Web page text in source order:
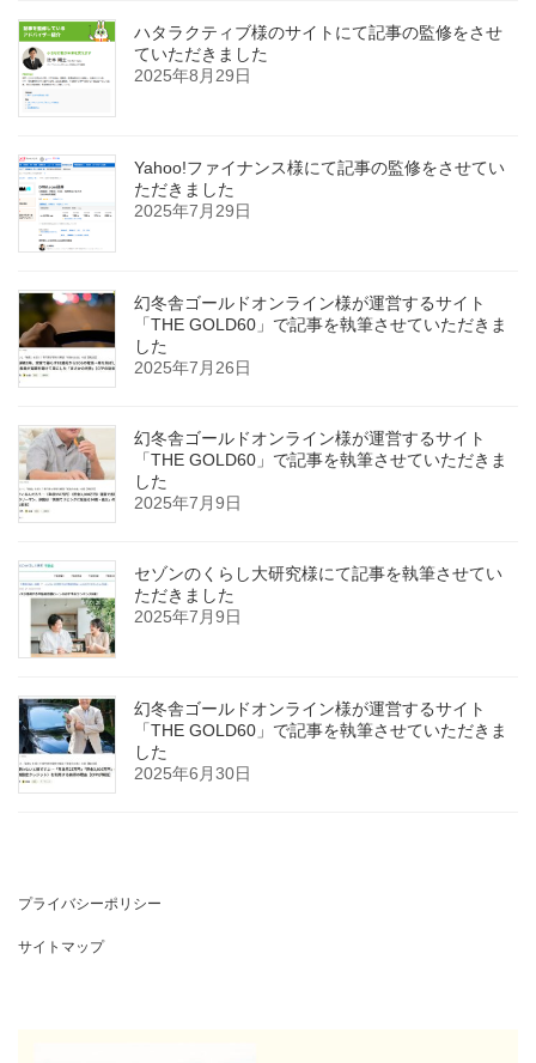
ハタラクティブ様のサイトにて記事の監修をさせ
ていただきました
2025年8月29日
Yahoo!ファイナンス様にて記事の監修をさせてい
ただきました
2025年7月29日
幻冬舎ゴールドオンライン様が運営するサイト
「THE GOLD60」で記事を執筆させていただきま
した
2025年7月26日
幻冬舎ゴールドオンライン様が運営するサイト
「THE GOLD60」で記事を執筆させていただきま
した
2025年7月9日
セゾンのくらし大研究様にて記事を執筆させてい
ただきました
2025年7月9日
幻冬舎ゴールドオンライン様が運営するサイト
「THE GOLD60」で記事を執筆させていただきま
した
2025年6月30日
プライバシーポリシー
サイトマップ